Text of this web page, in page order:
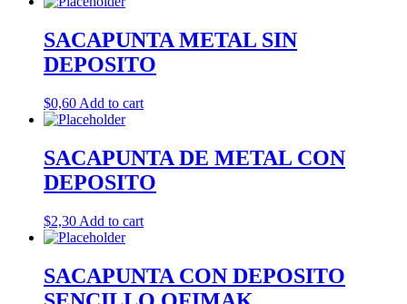
SACAPUNTA METAL SIN
DEPOSITO
$0,60 Add to cart
SACAPUNTA DE METAL CON
DEPOSITO
$2,30 Add to cart
SACAPUNTA CON DEPOSITO